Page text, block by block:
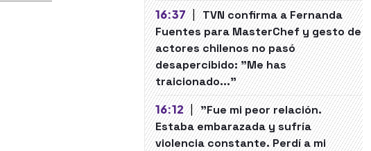
16:37 | TVN confirma a Fernanda
Fuentes para MasterChef y gesto de
actores chilenos no pasó
desapercibido: "Me has
traicionado..."
16:12 | "Fue mi peor relación.
Estaba embarazada y sufría
violencia constante. Perdí a mi